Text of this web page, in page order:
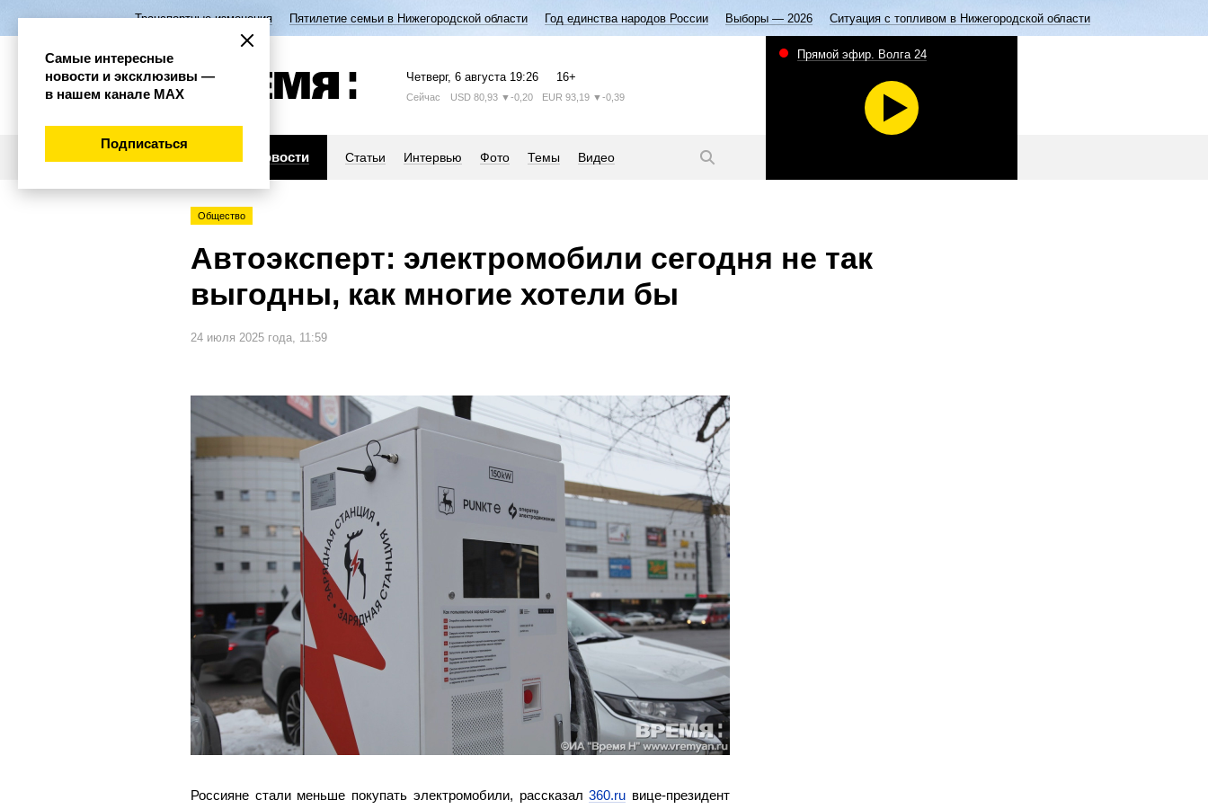
Транспортные изменения Пятилетие семьи в Нижегородской области Год единства народов России Выборы — 2026 Ситуация с топливом в Нижегородской области
Четверг, 6 августа 19:26 16+
Сейчас USD 80,93 ▼-0,20 EUR 93,19 ▼-0,39
Новости Статьи Интервью Фото Темы Видео
Прямой эфир. Волга 24
Общество
Автоэксперт: электромобили сегодня не так
выгодны, как многие хотели бы
24 июля 2025 года, 11:59
Россияне стали меньше покупать электромобили, рассказал360.ru вице-президент
Самые интересные
новости и эксклюзивы —
в нашем канале МАХ
Подписаться